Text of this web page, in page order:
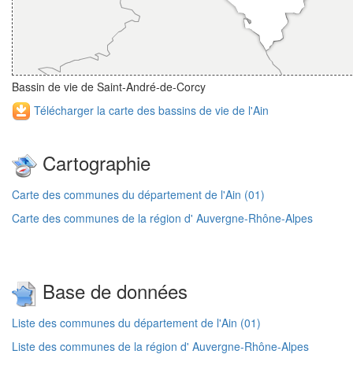
Bassin de vie de Saint-André-de-Corcy
Télécharger la carte des bassins de vie de l'Ain
Cartographie
Carte des communes du département de l'Ain (01)
Carte des communes de la région d' Auvergne-Rhône-Alpes
Base de données
Liste des communes du département de l'Ain (01)
Liste des communes de la région d' Auvergne-Rhône-Alpes